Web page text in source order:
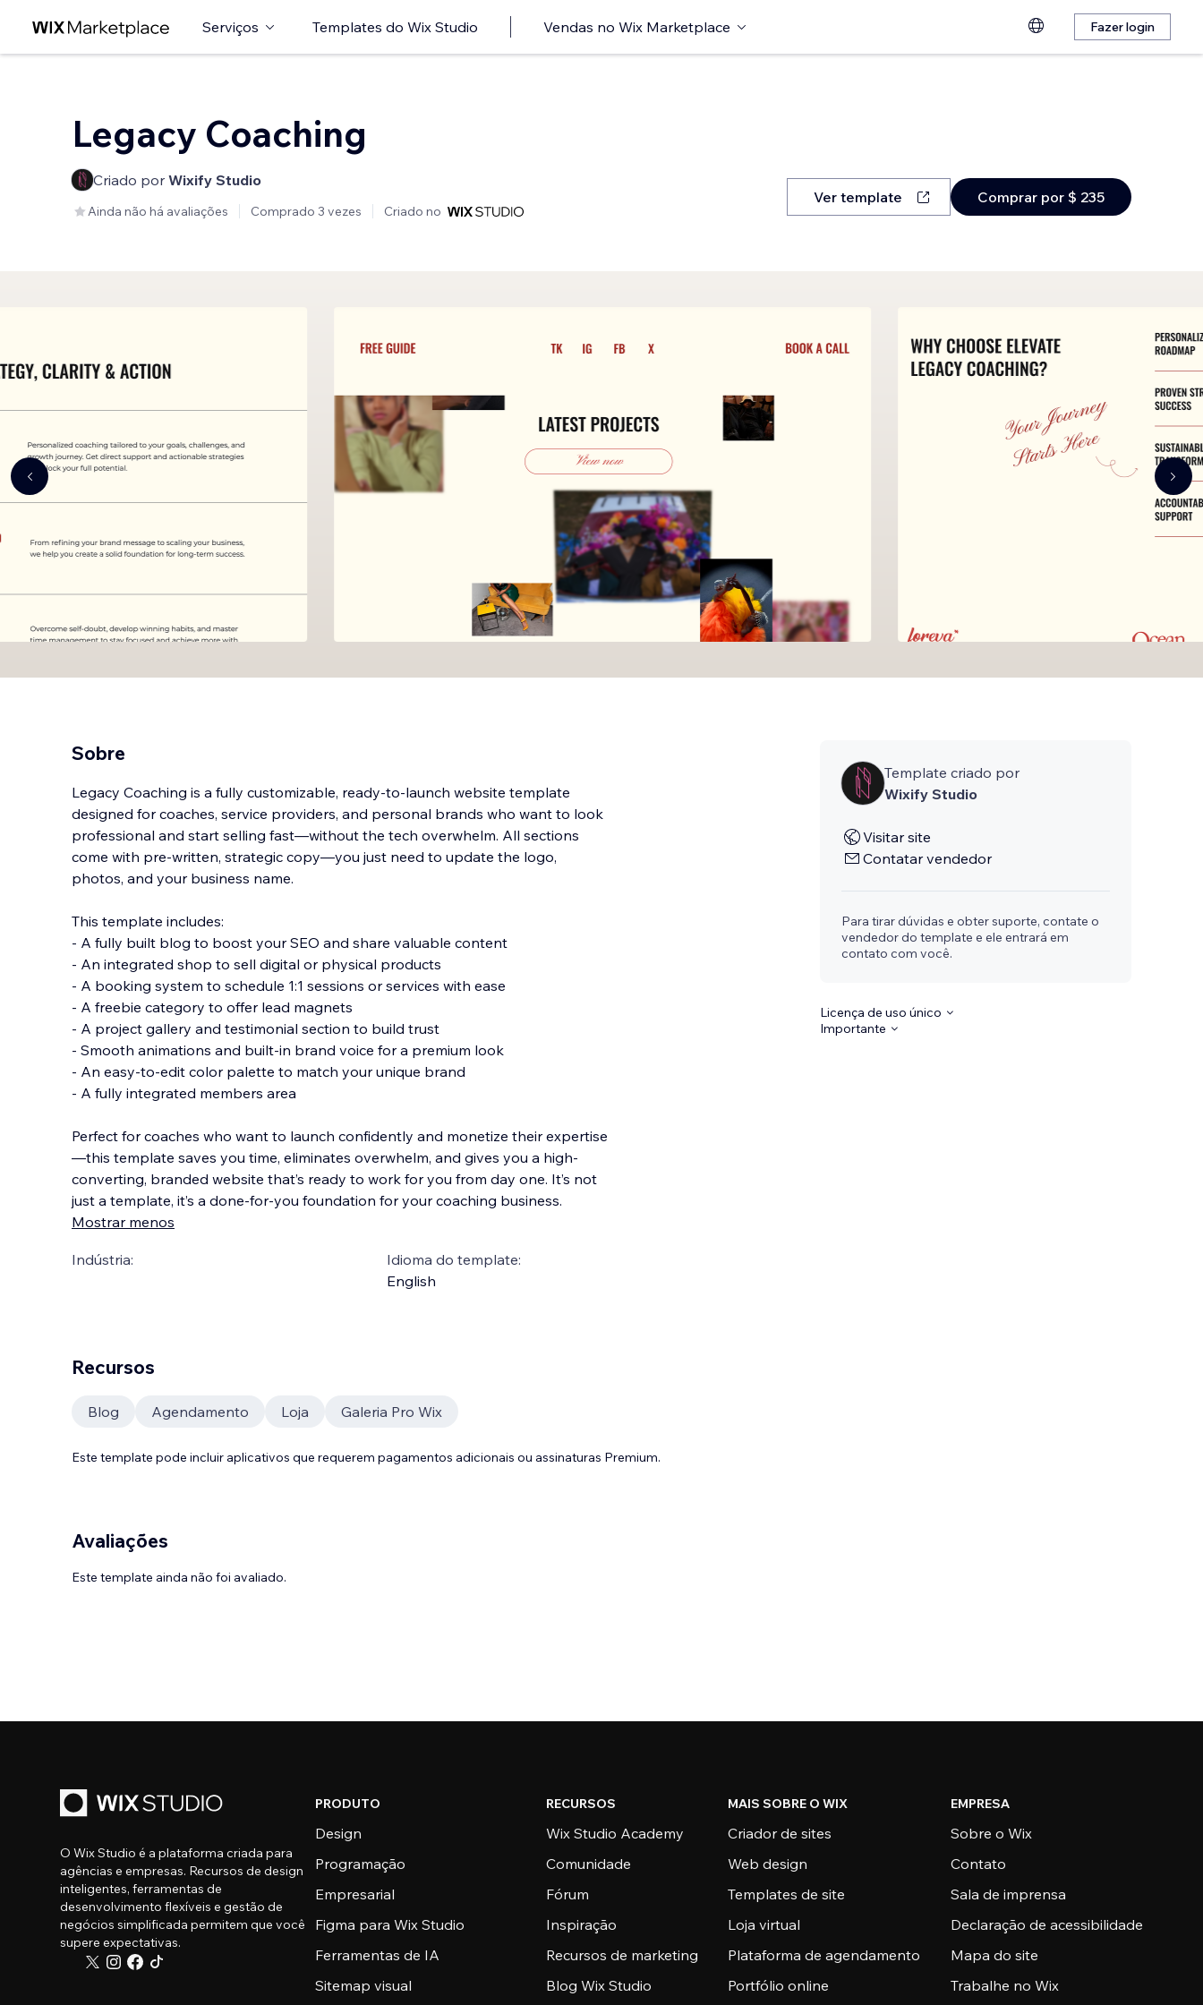
Serviços Templates do Wix Studio Vendas no Wix Marketplace Fazer login
Legacy Coaching
Criado por Wixify Studio
Ainda não há avaliações Comprado 3 vezes Criado no
Ver template Comprar por $ 235
Sobre
Legacy Coaching is a fully customizable, ready-to-launch website template
designed for coaches, service providers, and personal brands who want to look
professional and start selling fast—without the tech overwhelm. All sections
come with pre-written, strategic copy—you just need to update the logo,
photos, and your business name.
This template includes:
- A fully built blog to boost your SEO and share valuable content
- An integrated shop to sell digital or physical products
- A booking system to schedule 1:1 sessions or services with ease
- A freebie category to offer lead magnets
- A project gallery and testimonial section to build trust
- Smooth animations and built-in brand voice for a premium look
- An easy-to-edit color palette to match your unique brand
- A fully integrated members area
Perfect for coaches who want to launch confidently and monetize their expertise
—this template saves you time, eliminates overwhelm, and gives you a high-
converting, branded website that’s ready to work for you from day one. It’s not
just a template, it’s a done-for-you foundation for your coaching business.
Mostrar menos
Indústria:
Idioma do template:
English
Template criado por
Wixify Studio
Visitar site
Contatar vendedor
Para tirar dúvidas e obter suporte, contate o
vendedor do template e ele entrará em
contato com você.
Licença de uso único
Importante
Recursos
Blog Agendamento Loja Galeria Pro Wix
Este template pode incluir aplicativos que requerem pagamentos adicionais ou assinaturas Premium.
Avaliações
Este template ainda não foi avaliado.
O Wix Studio é a plataforma criada para
agências e empresas. Recursos de design
inteligentes, ferramentas de
desenvolvimento flexíveis e gestão de
negócios simplificada permitem que você
supere expectativas.
PRODUTO
Design
Programação
Empresarial
Figma para Wix Studio
Ferramentas de IA
Sitemap visual
RECURSOS
Wix Studio Academy
Comunidade
Fórum
Inspiração
Recursos de marketing
Blog Wix Studio
MAIS SOBRE O WIX
Criador de sites
Web design
Templates de site
Loja virtual
Plataforma de agendamento
Portfólio online
EMPRESA
Sobre o Wix
Contato
Sala de imprensa
Declaração de acessibilidade
Mapa do site
Trabalhe no Wix